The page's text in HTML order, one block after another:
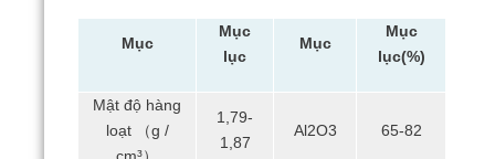
Mục
Mục
lục
Mục
Mục
lục(%)
Mật độ hàng
loạt （g /
1,79-
1,87
Al2O3 65-82